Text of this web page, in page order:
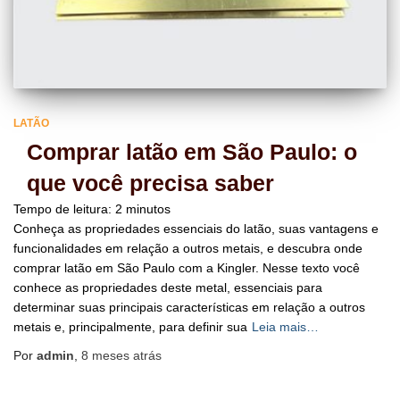
LATÃO
Comprar latão em São Paulo: o
que você precisa saber
Tempo de leitura: 2 minutos
Conheça as propriedades essenciais do latão, suas vantagens e
funcionalidades em relação a outros metais, e descubra onde
comprar latão em São Paulo com a Kingler. Nesse texto você
conhece as propriedades deste metal, essenciais para
determinar suas principais características em relação a outros
metais e, principalmente, para definir sua Leia mais…
Por admin 8 meses atrás